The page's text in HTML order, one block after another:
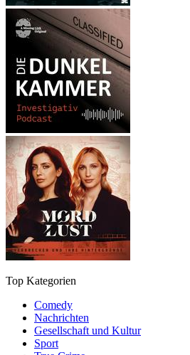
Top Kategorien
Comedy
Nachrichten
Gesellschaft und Kultur
Sport